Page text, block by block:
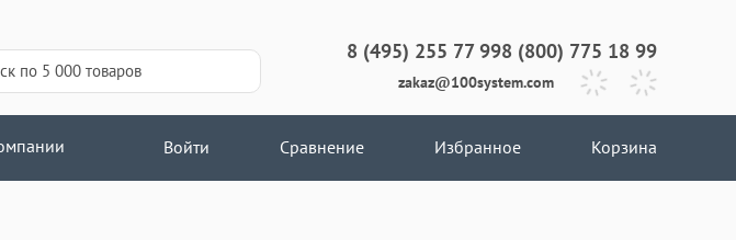
8 (495) 255 77 998 (800) 775 18 99
zakaz@100system.com
Войти Сравнение Избранное Корзина